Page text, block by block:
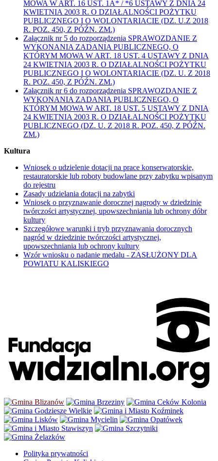
MOWA W ART. 16 UST. 1A* / *6 USTAWY Z DNIA 24
KWIETNIA 2003 R. O DZIAŁALNOŚCI POŻYTKU
PUBLICZNEGO I O WOLONTARIACIE (DZ. U.Z 2018
R. POZ. 450, Z PÓŹN. ZM.)
Załącznik nr 5 do rozporządzenia SPRAWOZDANIE Z
WYKONANIA ZADANIA PUBLICZNEGO, O
KTÓRYM MOWA W ART. 18 UST. 4 USTAWY Z DNIA
24 KWIETNIA 2003 R. O DZIAŁALNOŚCI POŻYTKU
PUBLICZNEGO I O WOLONTARIACIE (DZ. U. Z 2018
R. POZ. 450, Z PÓŹN. ZM.)
Załącznik nr 6 do rozporządzenia SPRAWOZDANIE Z
WYKONANIA ZADANIA PUBLICZNEGO, O
KTÓRYM MOWA W ART. 18 UST. 5 USTAWY Z DNIA
24 KWIETNIA 2003 R. O DZIAŁALNOŚCI POŻYTKU
PUBLICZNEGO (DZ. U. Z 2018 R. POZ. 450, Z PÓŹN.
ZM.)
Kultura
Wniosek o udzielenie dotacji na prace konserwatorskie,
restauratorskie lub roboty budowlane przy zabytku wpisanym
do rejestru
Zasady udzielania dotacji na zabytki
Wniosek o przyznawanie dorocznej nagrody w dziedzinie
twórczości artystycznej, upowszechniania lub ochrony dóbr
kultury
Szczegółowe warunki i tryb przyznawania dorocznych
nagród w dziedzinie twórczości artystycznej,
upowszechniania lub ochrony kultury
Wzór wniosku o nadanie medalu - ZASŁUŻONY DLA
POWIATU KALISKIEGO
Polityka prywatności